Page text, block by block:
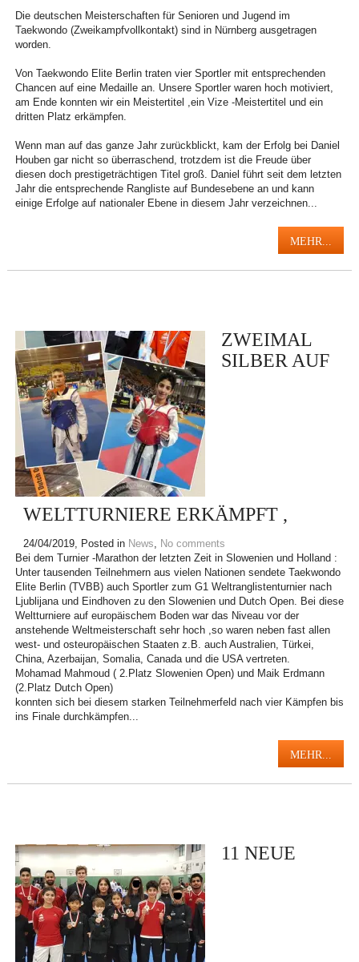
Die deutschen Meisterschaften für Senioren und Jugend im
Taekwondo (Zweikampfvollkontakt) sind in Nürnberg ausgetragen
worden.
Von Taekwondo Elite Berlin traten vier Sportler mit entsprechenden
Chancen auf eine Medaille an. Unsere Sportler waren hoch motiviert,
am Ende konnten wir ein Meistertitel ,ein Vize -Meistertitel und ein
dritten Platz erkämpfen.
Wenn man auf das ganze Jahr zurückblickt, kam der Erfolg bei Daniel
Houben gar nicht so überraschend, trotzdem ist die Freude über
diesen doch prestigeträchtigen Titel groß. Daniel führt seit dem letzten
Jahr die entsprechende Rangliste auf Bundesebene an und kann
einige Erfolge auf nationaler Ebene in diesem Jahr verzeichnen...
MEHR...
ZWEIMAL
SILBER AUF
WELTTURNIERE ERKÄMPFT ,
24/04/2019, Posted in News, No comments
Bei dem Turnier -Marathon der letzten Zeit in Slowenien und Holland :
Unter tausenden Teilnehmern aus vielen Nationen sendete Taekwondo
Elite Berlin (TVBB) auch Sportler zum G1 Weltranglistenturnier nach
Ljublijana und Eindhoven zu den Slowenien und Dutch Open. Bei diese
Weltturniere auf europäischem Boden war das Niveau vor der
anstehende Weltmeisterschaft sehr hoch ,so waren neben fast allen
west- und osteuropäischen Staaten z.B. auch Australien, Türkei,
China, Azerbaijan, Somalia, Canada und die USA vertreten.
Mohamad Mahmoud ( 2.Platz Slowenien Open) und Maik Erdmann
(2.Platz Dutch Open)
konnten sich bei diesem starken Teilnehmerfeld nach vier Kämpfen bis
ins Finale durchkämpfen...
MEHR...
11 NEUE